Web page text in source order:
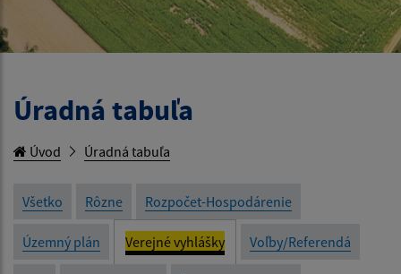
Úradná tabuľa
Úvod Úradná tabuľa
Všetko Rôzne Rozpočet-Hospodárenie
Územný plán Verejné vyhlášky Voľby/Referendá